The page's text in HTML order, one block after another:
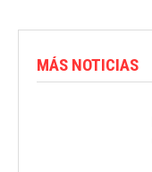
MÁS NOTICIAS